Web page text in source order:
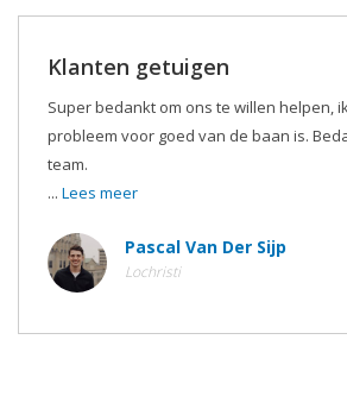
Klanten getuigen
Super bedankt om ons te willen helpen,
probleem voor goed van de baan is.
team.
... Lees meer
Pascal Van Der Sijp
Lochristi